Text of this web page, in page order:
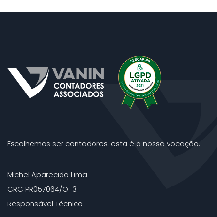
Escolhemos ser contadores, esta é a nossa vocação.
Michel Aparecido Lima
CRC PR057064/O-3
Responsável Técnico